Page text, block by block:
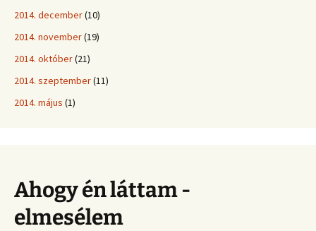
2014. december(10)
2014. november(19)
2014. október(21)
2014. szeptember(11)
2014. május (1)
Ahogy én láttam -
elmesélem